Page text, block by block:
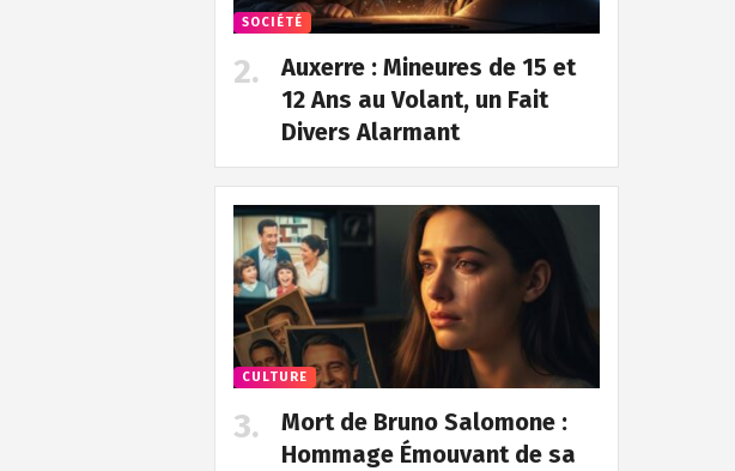
SOCIÉTÉ
Auxerre : Mineures de 15 et
12 Ans au Volant, un Fait
Divers Alarmant
CULTURE
Mort de Bruno Salomone :
Hommage Émouvant de sa